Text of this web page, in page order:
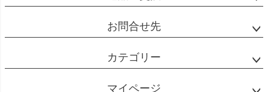
お問合せ先
カテゴリー
マイページ